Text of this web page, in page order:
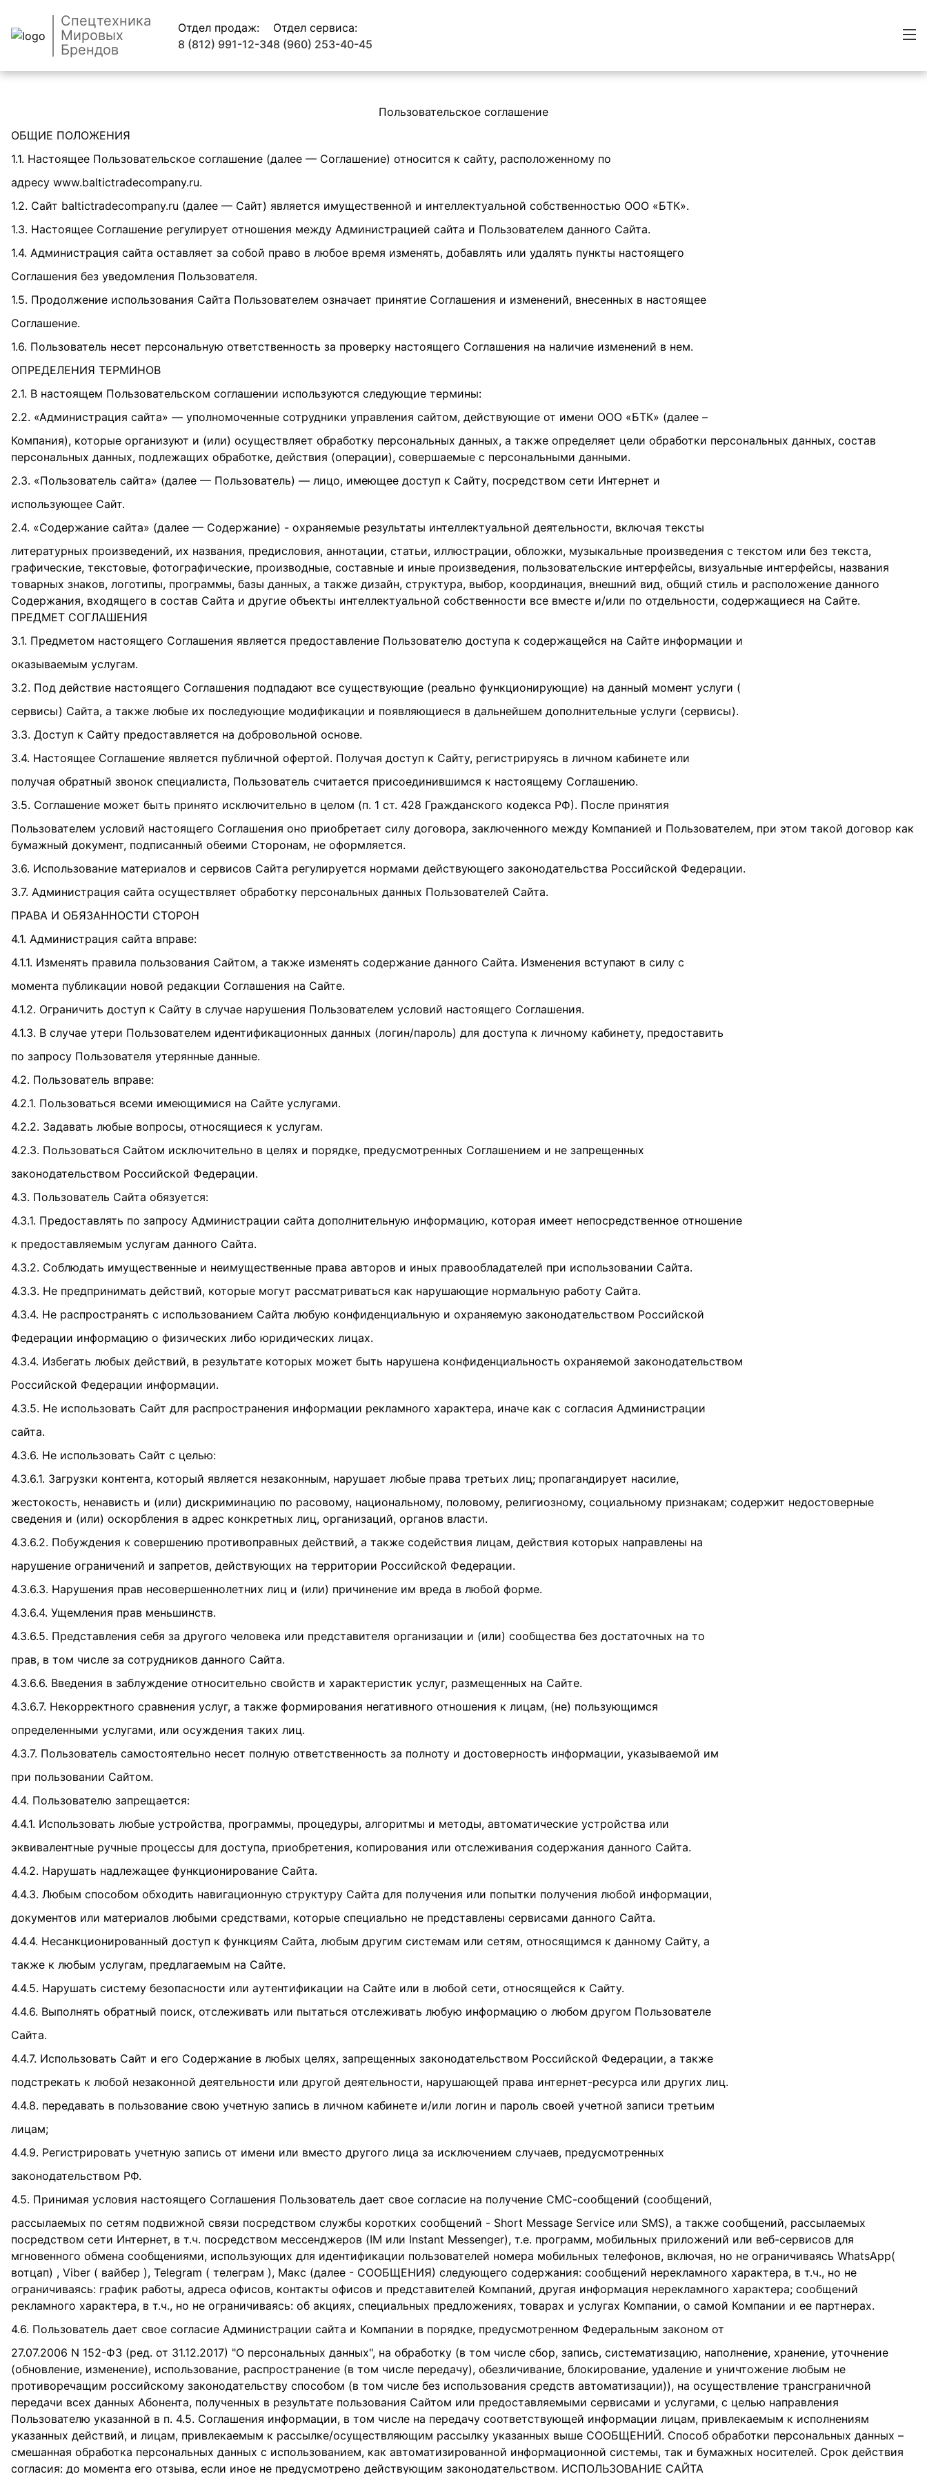
Спецтехника
Мировых
Брендов
Отдел продаж:
8 (812) 991-12-34
Отдел сервиса:
8 (960) 253-40-45
Пользовательское соглашение
ОБЩИЕ ПОЛОЖЕНИЯ
1.1. Настоящее Пользовательское соглашение (далее — Соглашение) относится к сайту, расположенному по
адресу www.baltictradecompany.ru.
1.2. Сайт baltictradecompany.ru (далее — Сайт) является имущественной и интеллектуальной собственностью ООО «БТК».
1.3. Настоящее Соглашение регулирует отношения между Администрацией сайта и Пользователем данного Сайта.
1.4. Администрация сайта оставляет за собой право в любое время изменять, добавлять или удалять пункты настоящего
Соглашения без уведомления Пользователя.
1.5. Продолжение использования Сайта Пользователем означает принятие Соглашения и изменений, внесенных в настоящее
Соглашение.
1.6. Пользователь несет персональную ответственность за проверку настоящего Соглашения на наличие изменений в нем.
ОПРЕДЕЛЕНИЯ ТЕРМИНОВ
2.1. В настоящем Пользовательском соглашении используются следующие термины:
2.2. «Администрация сайта» — уполномоченные сотрудники управления сайтом, действующие от имени ООО «БТК» (далее –
Компания), которые организуют и (или) осуществляет обработку персональных данных, а также определяет цели обработки персональных данных, состав
персональных данных, подлежащих обработке, действия (операции), совершаемые с персональными данными.
2.3. «Пользователь сайта» (далее — Пользователь) — лицо, имеющее доступ к Сайту, посредством сети Интернет и
использующее Сайт.
2.4. «Содержание сайта» (далее — Содержание) - охраняемые результаты интеллектуальной деятельности, включая тексты
литературных произведений, их названия, предисловия, аннотации, статьи, иллюстрации, обложки, музыкальные произведения с текстом или без текста,
графические, текстовые, фотографические, производные, составные и иные произведения, пользовательские интерфейсы, визуальные интерфейсы, названия
товарных знаков, логотипы, программы, базы данных, а также дизайн, структура, выбор, координация, внешний вид, общий стиль и расположение данного
Содержания, входящего в состав Сайта и другие объекты интеллектуальной собственности все вместе и/или по отдельности, содержащиеся на Сайте.
ПРЕДМЕТ СОГЛАШЕНИЯ
3.1. Предметом настоящего Соглашения является предоставление Пользователю доступа к содержащейся на Сайте информации и
оказываемым услугам.
3.2. Под действие настоящего Соглашения подпадают все существующие (реально функционирующие) на данный момент услуги (
сервисы) Сайта, а также любые их последующие модификации и появляющиеся в дальнейшем дополнительные услуги (сервисы).
3.3. Доступ к Сайту предоставляется на добровольной основе.
3.4. Настоящее Соглашение является публичной офертой. Получая доступ к Сайту, регистрируясь в личном кабинете или
получая обратный звонок специалиста, Пользователь считается присоединившимся к настоящему Соглашению.
3.5. Соглашение может быть принято исключительно в целом (п. 1 ст. 428 Гражданского кодекса РФ). После принятия
Пользователем условий настоящего Соглашения оно приобретает силу договора, заключенного между Компанией и Пользователем, при этом такой договор как
бумажный документ, подписанный обеими Сторонам, не оформляется.
3.6. Использование материалов и сервисов Сайта регулируется нормами действующего законодательства Российской Федерации.
3.7. Администрация сайта осуществляет обработку персональных данных Пользователей Сайта.
ПРАВА И ОБЯЗАННОСТИ СТОРОН
4.1. Администрация сайта вправе:
4.1.1. Изменять правила пользования Сайтом, а также изменять содержание данного Сайта. Изменения вступают в силу с
момента публикации новой редакции Соглашения на Сайте.
4.1.2. Ограничить доступ к Сайту в случае нарушения Пользователем условий настоящего Соглашения.
4.1.3. В случае утери Пользователем идентификационных данных (логин/пароль) для доступа к личному кабинету, предоставить
по запросу Пользователя утерянные данные.
4.2. Пользователь вправе:
4.2.1. Пользоваться всеми имеющимися на Сайте услугами.
4.2.2. Задавать любые вопросы, относящиеся к услугам.
4.2.3. Пользоваться Сайтом исключительно в целях и порядке, предусмотренных Соглашением и не запрещенных
законодательством Российской Федерации.
4.3. Пользователь Сайта обязуется:
4.3.1. Предоставлять по запросу Администрации сайта дополнительную информацию, которая имеет непосредственное отношение
к предоставляемым услугам данного Сайта.
4.3.2. Соблюдать имущественные и неимущественные права авторов и иных правообладателей при использовании Сайта.
4.3.3. Не предпринимать действий, которые могут рассматриваться как нарушающие нормальную работу Сайта.
4.3.4. Не распространять с использованием Сайта любую конфиденциальную и охраняемую законодательством Российской
Федерации информацию о физических либо юридических лицах.
4.3.4. Избегать любых действий, в результате которых может быть нарушена конфиденциальность охраняемой законодательством
Российской Федерации информации.
4.3.5. Не использовать Сайт для распространения информации рекламного характера, иначе как с согласия Администрации
сайта.
4.3.6. Не использовать Сайт с целью:
4.3.6.1. Загрузки контента, который является незаконным, нарушает любые права третьих лиц; пропагандирует насилие,
жестокость, ненависть и (или) дискриминацию по расовому, национальному, половому, религиозному, социальному признакам; содержит недостоверные
сведения и (или) оскорбления в адрес конкретных лиц, организаций, органов власти.
4.3.6.2. Побуждения к совершению противоправных действий, а также содействия лицам, действия которых направлены на
нарушение ограничений и запретов, действующих на территории Российской Федерации.
4.3.6.3. Нарушения прав несовершеннолетних лиц и (или) причинение им вреда в любой форме.
4.3.6.4. Ущемления прав меньшинств.
4.3.6.5. Представления себя за другого человека или представителя организации и (или) сообщества без достаточных на то
прав, в том числе за сотрудников данного Сайта.
4.3.6.6. Введения в заблуждение относительно свойств и характеристик услуг, размещенных на Сайте.
4.3.6.7. Некорректного сравнения услуг, а также формирования негативного отношения к лицам, (не) пользующимся
определенными услугами, или осуждения таких лиц.
4.3.7. Пользователь самостоятельно несет полную ответственность за полноту и достоверность информации, указываемой им
при пользовании Сайтом.
4.4. Пользователю запрещается:
4.4.1. Использовать любые устройства, программы, процедуры, алгоритмы и методы, автоматические устройства или
эквивалентные ручные процессы для доступа, приобретения, копирования или отслеживания содержания данного Сайта.
4.4.2. Нарушать надлежащее функционирование Сайта.
4.4.3. Любым способом обходить навигационную структуру Сайта для получения или попытки получения любой информации,
документов или материалов любыми средствами, которые специально не представлены сервисами данного Сайта.
4.4.4. Несанкционированный доступ к функциям Сайта, любым другим системам или сетям, относящимся к данному Сайту, а
также к любым услугам, предлагаемым на Сайте.
4.4.5. Нарушать систему безопасности или аутентификации на Сайте или в любой сети, относящейся к Сайту.
4.4.6. Выполнять обратный поиск, отслеживать или пытаться отслеживать любую информацию о любом другом Пользователе
Сайта.
4.4.7. Использовать Сайт и его Содержание в любых целях, запрещенных законодательством Российской Федерации, а также
подстрекать к любой незаконной деятельности или другой деятельности, нарушающей права интернет-ресурса или других лиц.
4.4.8. передавать в пользование свою учетную запись в личном кабинете и/или логин и пароль своей учетной записи третьим
лицам;
4.4.9. Регистрировать учетную запись от имени или вместо другого лица за исключением случаев, предусмотренных
законодательством РФ.
4.5. Принимая условия настоящего Соглашения Пользователь дает свое согласие на получение СМС-сообщений (сообщений,
рассылаемых по сетям подвижной связи посредством службы коротких сообщений - Short Message Service или SMS), а также сообщений, рассылаемых
посредством сети Интернет, в т.ч. посредством мессенджеров (IM или Instant Messenger), т.е. программ, мобильных приложений или веб-сервисов для
мгновенного обмена сообщениями, использующих для идентификации пользователей номера мобильных телефонов, включая, но не ограничиваясь WhatsApp(
вотцап) , Viber ( вайбер ), Telegram ( телеграм ), Макс (далее - СООБЩЕНИЯ) следующего содержания: сообщений нерекламного характера, в т.ч., но не
ограничиваясь: график работы, адреса офисов, контакты офисов и представителей Компаний, другая информация нерекламного характера; сообщений
рекламного характера, в т.ч., но не ограничиваясь: об акциях, специальных предложениях, товарах и услугах Компании, о самой Компании и ее партнерах.
4.6. Пользователь дает свое согласие Администрации сайта и Компании в порядке, предусмотренном Федеральным законом от
27.07.2006 N 152-ФЗ (ред. от 31.12.2017) "О персональных данных", на обработку (в том числе сбор, запись, систематизацию, наполнение, хранение, уточнение
(обновление, изменение), использование, распространение (в том числе передачу), обезличивание, блокирование, удаление и уничтожение любым не
противоречащим российскому законодательству способом (в том числе без использования средств автоматизации)), на осуществление трансграничной
передачи всех данных Абонента, полученных в результате пользования Сайтом или предоставляемыми сервисами и услугами, с целью направления
Пользователю указанной в п. 4.5. Соглашения информации, в том числе на передачу соответствующей информации лицам, привлекаемым к исполнениям
указанных действий, и лицам, привлекаемым к рассылке/осуществляющим рассылку указанных выше СООБЩЕНИЙ. Способ обработки персональных данных –
смешанная обработка персональных данных с использованием, как автоматизированной информационной системы, так и бумажных носителей. Срок действия
согласия: до момента его отзыва, если иное не предусмотрено действующим законодательством. ИСПОЛЬЗОВАНИЕ САЙТА